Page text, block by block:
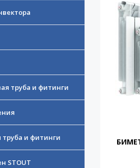
труба и фитинги
и фитинги
STOUT